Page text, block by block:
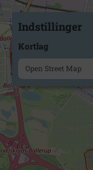
Indstillinger
Kortlag
Open Street Map